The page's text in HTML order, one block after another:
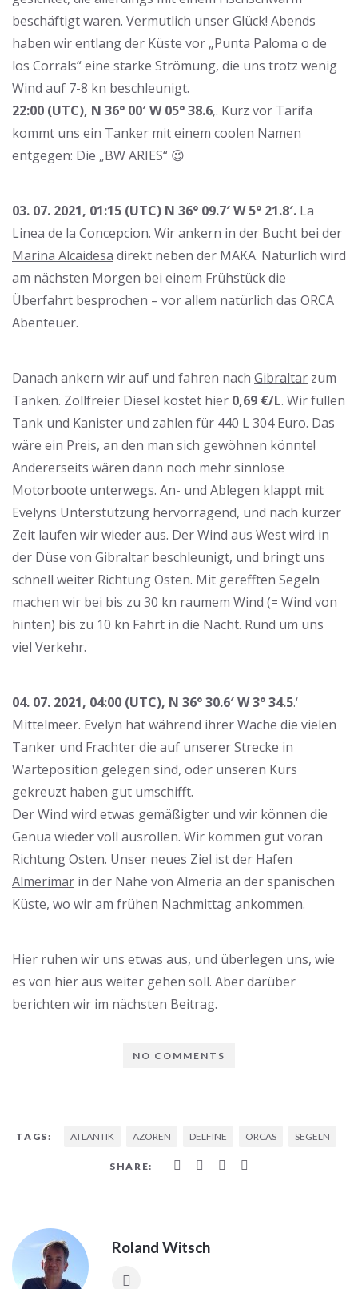
beschäftigt waren. Vermutlich unser Glück! Abends
haben wir entlang der Küste vor „Punta Paloma o de
los Corrals“ eine starke Strömung, die uns trotz wenig
Wind auf 7-8 kn beschleunigt.
22:00 (UTC), N 36° 00′ W 05° 38.6‚. Kurz vor Tarifa
kommt uns ein Tanker mit einem coolen Namen
entgegen: Die „BW ARIES“ 😉
03. 07. 2021, 01:15 (UTC) N 36° 09.7′ W 5° 21.8′. La
Linea de la Concepcion. Wir ankern in der Bucht bei der
Marina Alcaidesa direkt neben der MAKA. Natürlich wird
am nächsten Morgen bei einem Frühstück die
Überfahrt besprochen – vor allem natürlich das ORCA
Abenteuer.
Danach ankern wir auf und fahren nach Gibraltar zum
Tanken. Zollfreier Diesel kostet hier 0,69 €/L. Wir füllen
Tank und Kanister und zahlen für 440 L 304 Euro. Das
wäre ein Preis, an den man sich gewöhnen könnte!
Andererseits wären dann noch mehr sinnlose
Motorboote unterwegs. An- und Ablegen klappt mit
Evelyns Unterstützung hervorragend, und nach kurzer
Zeit laufen wir wieder aus. Der Wind aus West wird in
der Düse von Gibraltar beschleunigt, und bringt uns
schnell weiter Richtung Osten. Mit gerefften Segeln
machen wir bei bis zu 30 kn raumem Wind (= Wind von
hinten) bis zu 10 kn Fahrt in die Nacht. Rund um uns
viel Verkehr.
04. 07. 2021, 04:00 (UTC), N 36° 30.6′ W 3° 34.5.‘
Mittelmeer. Evelyn hat während ihrer Wache die vielen
Tanker und Frachter die auf unserer Strecke in
Warteposition gelegen sind, oder unseren Kurs
gekreuzt haben gut umschifft.
Der Wind wird etwas gemäßigter und wir können die
Genua wieder voll ausrollen. Wir kommen gut voran
Richtung Osten. Unser neues Ziel ist der Hafen
Almerimar in der Nähe von Almeria an der spanischen
Küste, wo wir am frühen Nachmittag ankommen.
Hier ruhen wir uns etwas aus, und überlegen uns, wie
es von hier aus weiter gehen soll. Aber darüber
berichten wir im nächsten Beitrag.
NO COMMENTS
TAGS: ATLANTIK AZOREN DELFINE ORCAS SEGELN
SHARE:
Roland Witsch